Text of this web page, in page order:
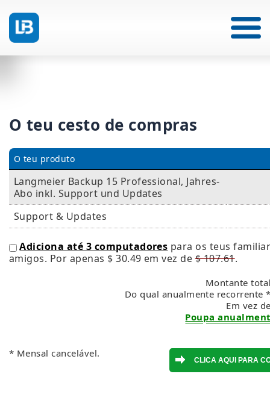
O teu cesto de compras
O teu produto
Langmeier Backup 15 Professional, Jahres-
Abo inkl. Support und Updates
Support & Updates
Adiciona até 3 computadores para os teus
amigos. Por apenas $ 30.49 em vez de$ 107.61.
Montante
Do qual anualmente recorrente
Em vez
Poupa
* Mensal cancelável.